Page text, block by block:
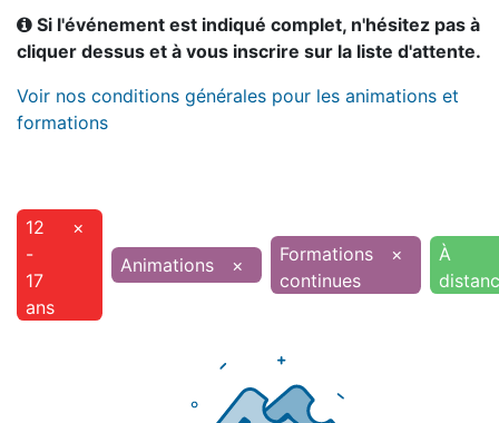
Si l'événement est indiqué complet, n'hésitez pas à
cliquer dessus et à vous inscrire sur la liste d'attente.
Voir nos conditions générales pour les animations et
formations
12
-
17
ans
×
Animations
×
Formations
continues
×
À